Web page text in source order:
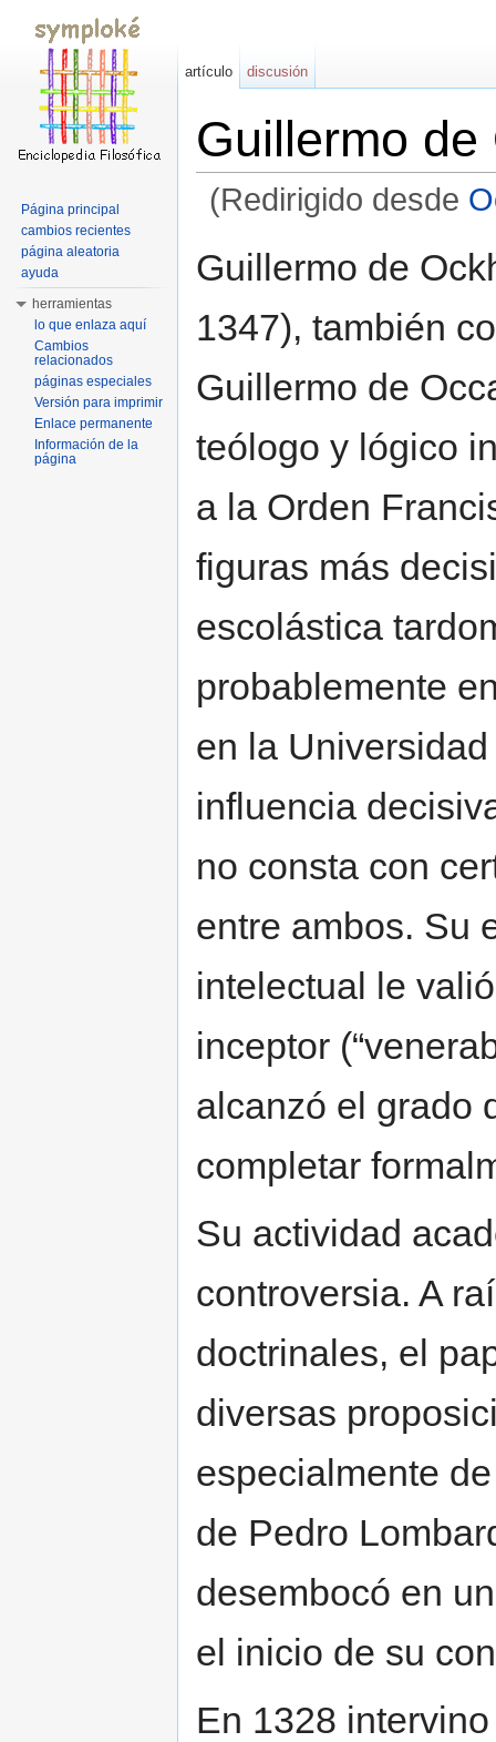
Guillermo de
(Redirigido desde
Guillermo de
1347), también
Guillermo de
teólogo y lógico
a la Orden
figuras más
escolástica
probablemente
en la
influencia
no consta con
entre ambos. Su
intelectual le
inceptor
alcanzó el grado
completar
Su actividad
controversia. A
doctrinales, el
diversas
especialmente
de Pedro
desembocó en
el inicio de su
En 1328
artículo discusión
Página principal
cambios recientes
página aleatoria
ayuda
herramientas
lo que enlaza aquí
Cambios
relacionados
páginas especiales
Versión para imprimir
Enlace permanente
Información de la
página